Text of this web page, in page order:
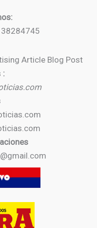
Article Blog Post
: